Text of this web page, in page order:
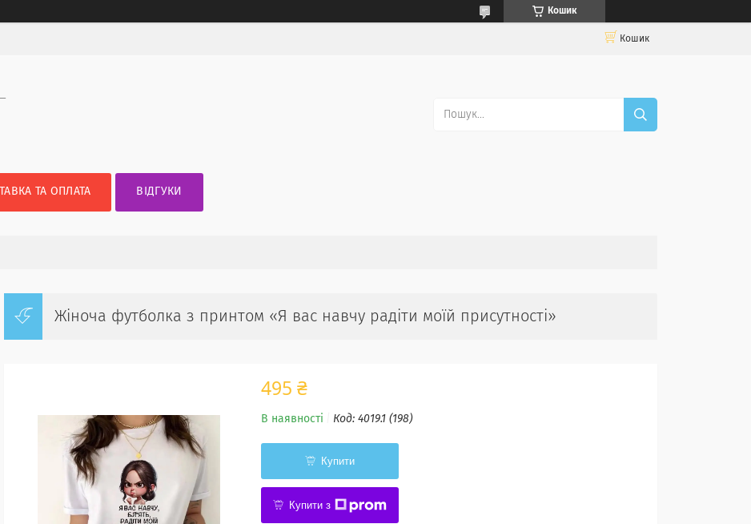
Кошик
Кошик
ТА ОПЛАТА ВІДГУКИ
Жіноча футболка з принтом «Я вас навчу радіти моїй присутності»
495 ₴
В наявності Код: 4019.1 (198)
Купити
Купити з